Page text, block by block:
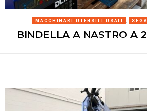
MACCHINARI UTENSILI USATI
BINDELLA A NASTRO A